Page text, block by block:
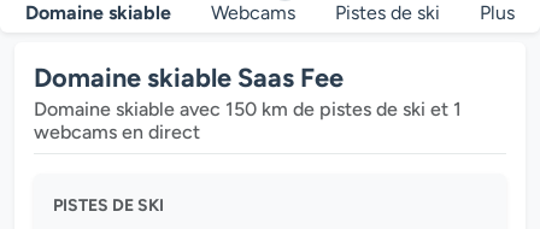
Domaine skiable Webcams Pistes de ski Plus
Domaine skiable Saas Fee
Domaine skiable avec 150 km de pistes de ski et 1
webcams en direct
PISTES DE SKI